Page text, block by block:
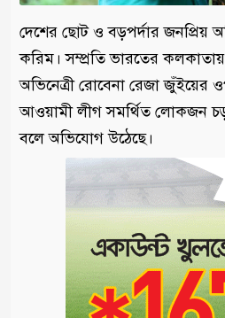
দেশের ছোট ও বড়পর্দার জনপ্রিয়
করিম। সম্প্রতি ভারতের কলকাতায়
অভিনেত্রী রোবেনা রেজা জুঁইয়ের
আওয়ামী লীগ সমর্থিত লোকজন
বলে অভিযোগ উঠেছে।